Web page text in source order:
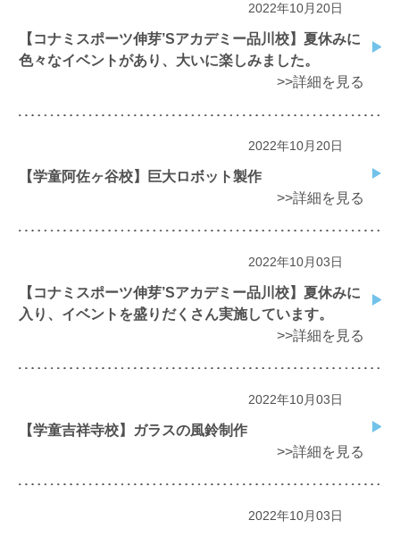
2022年10月20日
【コナミスポーツ伸芽’Sアカデミー品川校】夏休みに
色々なイベントがあり、大いに楽しみました。
>>詳細を見る
2022年10月20日
【学童阿佐ヶ谷校】巨大ロボット製作
>>詳細を見る
2022年10月03日
【コナミスポーツ伸芽’Sアカデミー品川校】夏休みに
入り、イベントを盛りだくさん実施しています。
>>詳細を見る
2022年10月03日
【学童吉祥寺校】ガラスの風鈴制作
>>詳細を見る
2022年10月03日